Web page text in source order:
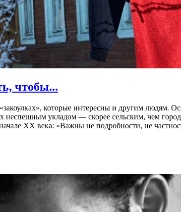
чтобы...
которые интересны и другим
укладом — скорее сельским, чем
ХХ века: «Важны не подробности, не